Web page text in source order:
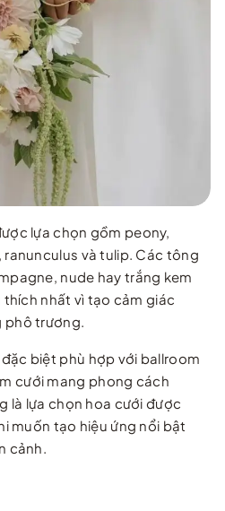
lựa chọn gồm peony,
và tulip. Các tông
nude hay trắng kem
nhất vì tạo cảm giác
trương.
biệt phù hợp với ballroom
cưới mang phong cách
là lựa chọn hoa cưới được
muốn tạo hiệu ứng nổi bật
cảnh.